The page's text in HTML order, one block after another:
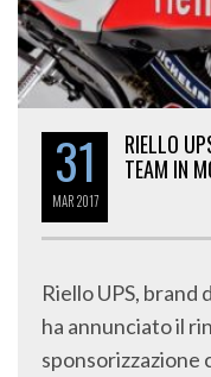
31
MAR2017
RIELLO
TEAM IN
Riello UPS,
ha annunciato il
sponsorizzazione